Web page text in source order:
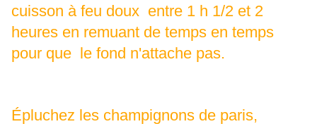
cuisson à feu doux entre 1 h 1/2 et 2
heures en remuant de temps en temps
pour que le fond n'attache pas.
Épluchez les champignons de paris,